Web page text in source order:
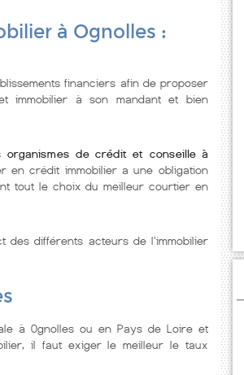
à Ognolles :
financiers afin de proposer
immobilier à son mandant et bien
organismes de crédit et conseille à
en crédit immobilier a une obligation
tout le choix du meilleur courtier en
des différents acteurs de l'immobilier
à Ognolles ou en Pays de Loire et
il faut exiger le meilleur le taux